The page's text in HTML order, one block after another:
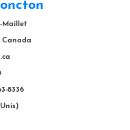
Maillet
Canada
8336